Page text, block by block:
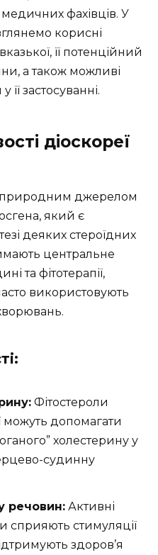
медичних фахівців. У
корисні
її потенційний
а також можливі
застосуванні.
діоскореї
природним джерелом
який є
деяких стероїдних
центральне
та фітотерапії,
використовують
Фітостероли
можуть допомагати
холестерину у
судинну
речовин: Активні
сприяють стимуляції
здоров’я